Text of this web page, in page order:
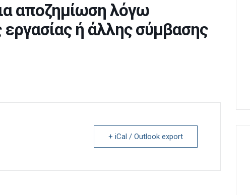
αποζημίωση λόγω
ή άλλης σύμβασης
+ iCal / Outlook export